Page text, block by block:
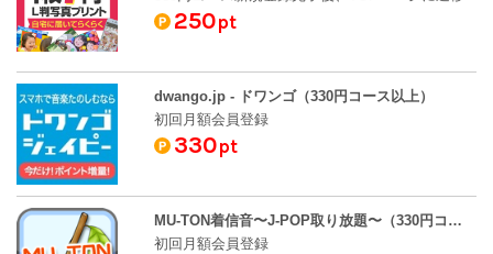
250pt
dwango.jp - ドワンゴ（330円コース以上）
初回月額会員登録
330pt
MU-TON着信音〜J-POP取り放題〜（330円コース）
初回月額会員登録